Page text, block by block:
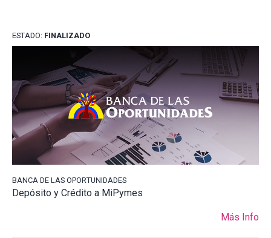
ESTADO: FINALIZADO
BANCA DE LAS OPORTUNIDADES
Depósito y Crédito a MiPymes
Más Info